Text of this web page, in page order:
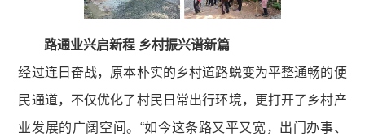
路通业兴启新程 乡村振兴谱新篇
经过连日奋战，原本朴实的乡村道路蜕变为平整通畅的便
民通道，不仅优化了村民日常出行环境，更打开了乡村产
业发展的广阔空间。“如今这条路又平又宽，出门办事、